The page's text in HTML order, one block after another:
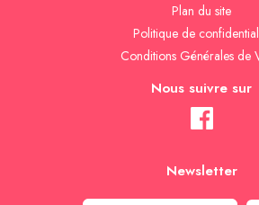
Plan du site
Politique de
Conditions Générales de
Nous suivre sur
Newsletter